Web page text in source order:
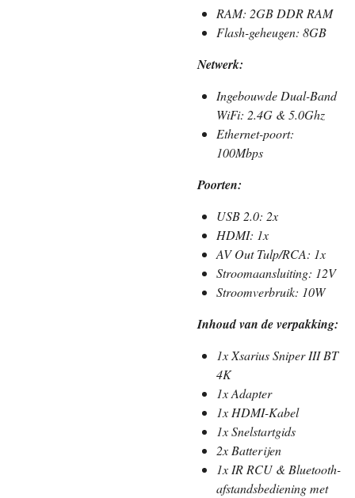
RAM: 2GB DDR RAM
Flash-geheugen: 8GB
Netwerk:
Ingebouwde Dual-Band
WiFi: 2.4G & 5.0Ghz
Ethernet-poort:
100Mbps
Poorten:
USB 2.0: 2x
HDMI: 1x
AV Out Tulp/RCA: 1x
Stroomaansluiting: 12V
Stroomverbruik: 10W
Inhoud van de verpakking:
1x Xsarius Sniper III BT
4K
1x Adapter
1x HDMI-Kabel
1x Snelstartgids
2x Batterijen
1x IR RCU & Bluetooth-
afstandsbediening met